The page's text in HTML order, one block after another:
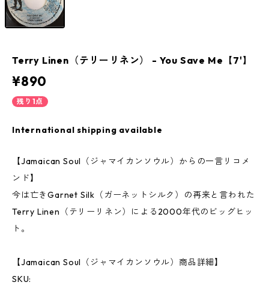
Terry Linen（テリーリネン） - You Save Me【7'】
¥890
残り1点
International shipping available
【Jamaican Soul（ジャマイカンソウル）からの一言リコメ
ンド】
今は亡きGarnet Silk（ガーネットシルク）の再来と言われた
Terry Linen（テリーリネン）による2000年代のビッグヒッ
ト。
【Jamaican Soul（ジャマイカンソウル）商品詳細】
SKU: